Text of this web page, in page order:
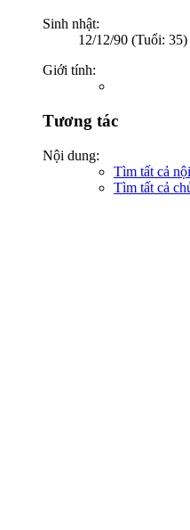
Sinh nhật:
12/12/90 (Tuổi: 35)
Giới tính:
Tương tác
Nội dung:
Tìm tất cả
Tìm tất cả